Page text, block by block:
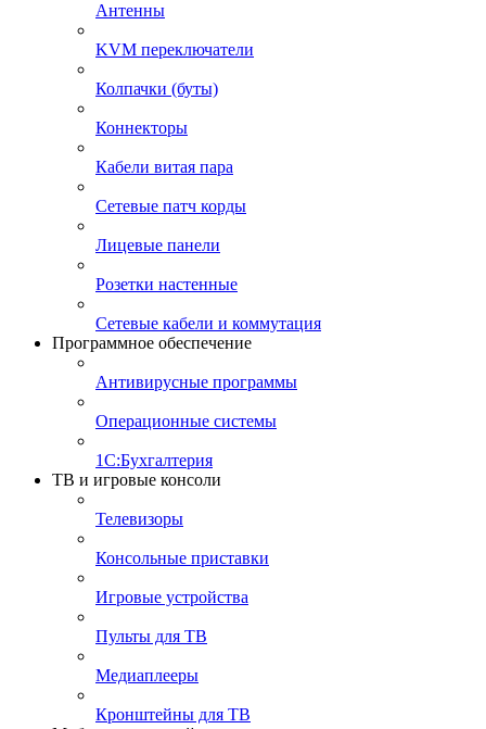
Антенны
KVM переключатели
Колпачки (буты)
Коннекторы
Кабели витая пара
Сетевые патч корды
Лицевые панели
Розетки настенные
Сетевые кабели и коммутация
Программное обеспечение
Антивирусные программы
Операционные системы
1С:Бухгалтерия
ТВ и игровые консоли
Телевизоры
Консольные приставки
Игровые устройства
Пульты для ТВ
Медиаплееры
Кронштейны для ТВ